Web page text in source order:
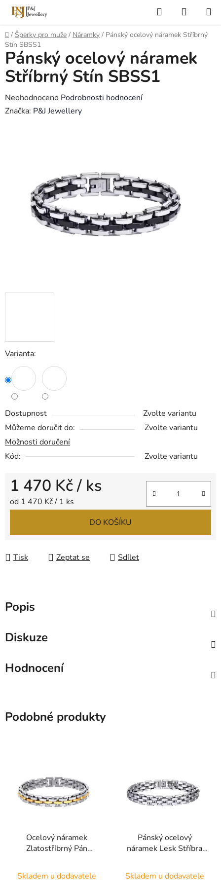
Přejít
obsah
Hledat
KOŠÍK
Domů
/ Šperky pro muže / Náramky / Pánský ocelový náramek Stříbrný
Stín SBSS1
Varianta:
Dostupnost
Zvolte variantu
Můžeme doručit do:
Zvolte variantu
Možnosti doručení
Kód:
Zvolte variantu
1 470 Kč/ ks
Měrná cena:
od 1 470 Kč / 1 ks
DO KOŠÍKU
Tisk Zeptat se Sdílet
Pánský ocelový náramek
Stříbrný Stín SBSS1
Průměrné
hodnocení
hvězdiček.
Neohodnoceno Podrobnosti hodnocení
Značka: P&J Jewellery
Popis
Diskuze
Hodnocení
Podobné produkty
Ocelový náramek
Zlatostříbrný Pán
Skladem u dodavatele
Pánský ocelový
náramek Lesk Stříbra
Skladem u dodavatele